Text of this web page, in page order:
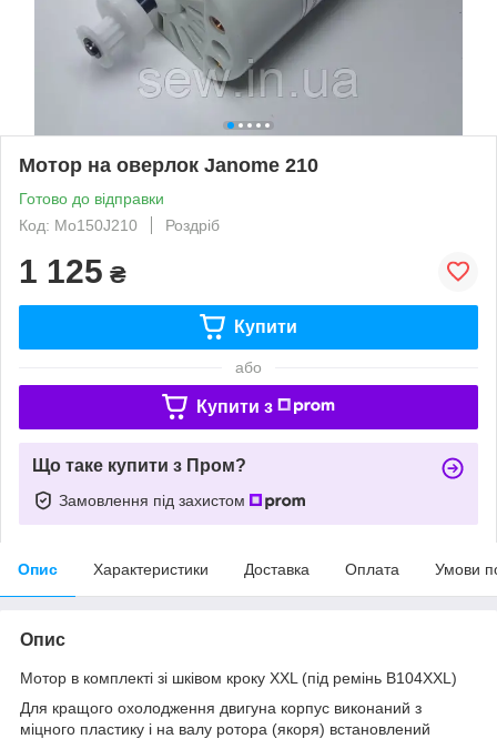
Мотор на оверлок Janome 210
Готово до відправки
Код: Мo150J210
Роздріб
1 125 ₴
Купити
або
Купити з
Що таке купити з Пром?
Замовлення під захистом
Опис Характеристики Доставка Оплата Умови
Опис
Мотор в комплекті зі шківом кроку XXL (під ремінь B104XXL)
Для кращого охолодження двигуна корпус виконаний з
міцного пластику і на валу ротора (якоря) встановлений